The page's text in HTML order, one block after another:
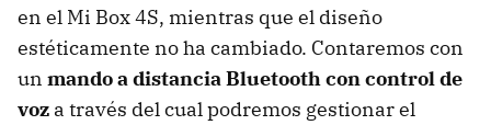
en el Mi Box 4S, mientras que el diseño
estéticamente no ha cambiado. Contaremos con
un mando a distancia Bluetooth con control de
voz a través del cual podremos gestionar el